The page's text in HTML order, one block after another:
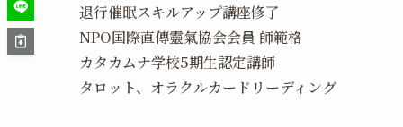
退行催眠スキルアップ講座修了
NPO国際直傳靈氣協会会員 師範格
カタカムナ学校5期生認定講師
タロット、オラクルカードリーディング